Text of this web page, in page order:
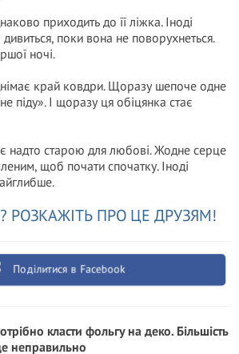
приходить до її ліжка. Іноді
дивиться, поки вона не поворухнеться.
ночі.
край ковдри. Щоразу шепоче одне
піду». І щоразу ця обіцянка стає
надто старою для любові. Жодне серце
щоб почати спочатку. Іноді
РОЗКАЖІТЬ ПРО ЦЕ ДРУЗЯМ!
Поділитися в Facebook